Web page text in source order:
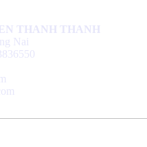
THANH THANH
Nai